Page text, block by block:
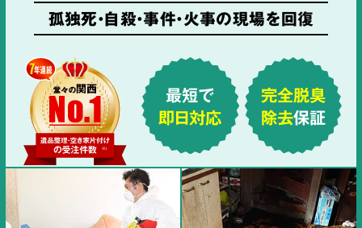
孤独死・自殺・事件・火事の現場を回復
最短で
即日対応
完全脱臭
除去保証